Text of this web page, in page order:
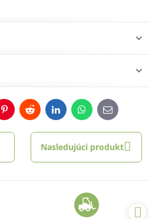
PinterestRedditLinkedInWhatsApp
E-
mail
Nasledujúci produkt